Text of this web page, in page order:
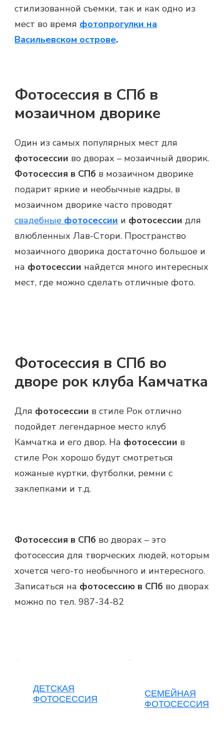
стилизованной съемки, так и как одно из
мест во время фотопрогулки на
Васильевском острове.
Фотосессия в СПб в
мозаичном дворике
Один из самых популярных мест для
фотосессии во дворах – мозаичный дворик.
Фотосессия в СПб в мозаичном дворике
подарит яркие и необычные кадры, в
мозаичном дворике часто проводят
свадебные фотосессии и фотосессии для
влюбленных Лав-Стори. Пространство
мозаичного дворика достаточно большое и
на фотосессии найдется много интересных
мест, где можно сделать отличные фото.
Фотосессия в СПб во
дворе рок клуба Камчатка
Для фотосессии в стиле Рок отлично
подойдет легендарное место клуб
Камчатка и его двор. На фотосессии в
стиле Рок хорошо будут смотреться
кожаные куртки, футболки, ремни с
заклепками и т.д.
Фотосессия в СПб во дворах – это
фотосессия для творческих людей, которым
хочется чего-то необычного и интересного.
Записаться на фотосессию в СПб во дворах
можно по тел. 987-34-82
ДЕТСКАЯ
ФОТОСЕССИЯ
СЕМЕЙНАЯ
ФОТОСЕССИЯ